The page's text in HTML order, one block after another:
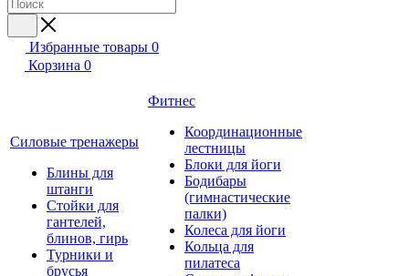
Избранные товары 0
Корзина 0
Силовые тренажеры
Блины для
штанги
Стойки для
гантелей,
блинов, гирь
Турники и
брусья
Фитнес
Координационные
лестницы
Блоки для йоги
Бодибары
(гимнастические
палки)
Колеса для йоги
Кольца для
пилатеса